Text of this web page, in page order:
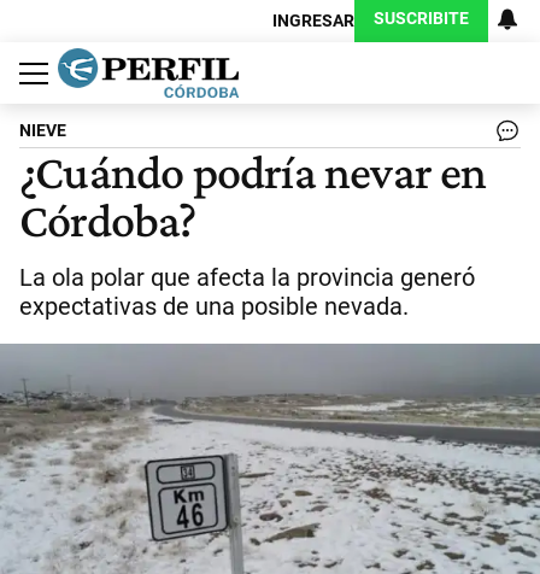
INGRESAR SUSCRIBITE
Política
Economía
Judiciales
Sociedad
Cultura
Espectáculos
Deportes
Protagonistas
NIEVE
¿Cuándo podría nevar en
Córdoba?
La ola polar que afecta la provincia generó
expectativas de una posible nevada.